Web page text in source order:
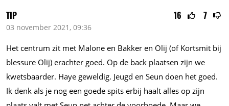
16 7
TIP
03 november 2021, 09:36
Het centrum zit met Malone en Bakker en Olij (of Kortsmit bij
blessure Olij) erachter goed. Op de back plaatsen zijn we
kwetsbaarder. Haye geweldig. Jeugd en Seun doen het goed.
Ik denk als je nog een goede spits erbij haalt alles op zijn